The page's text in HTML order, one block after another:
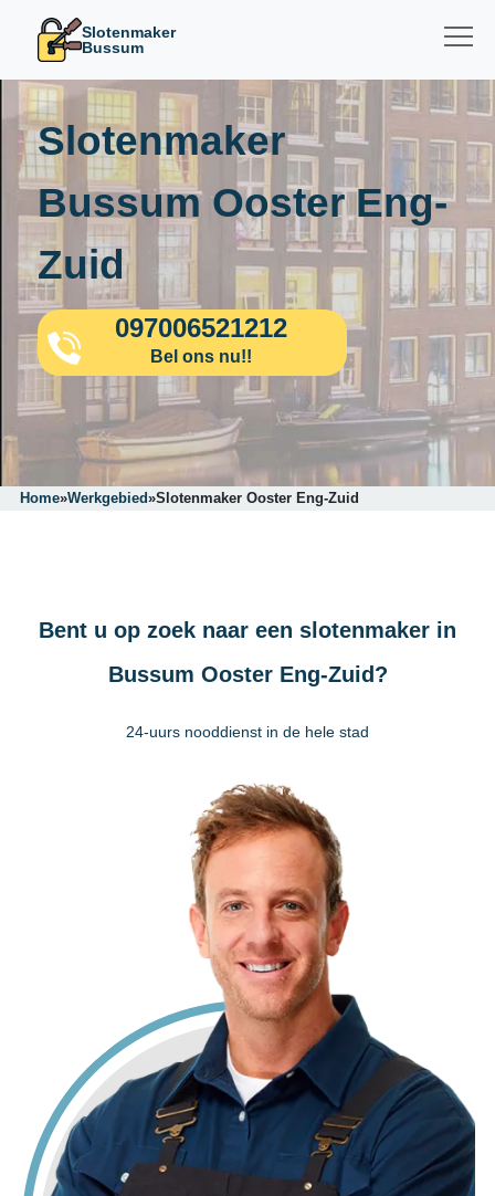
Slotenmaker
Bussum
Slotenmaker
Bussum Ooster Eng-
Zuid
097006521212
Bel ons nu!!
Home»Werkgebied»Slotenmaker Ooster Eng-Zuid
Bent u op zoek naar een slotenmaker in
Bussum Ooster Eng-Zuid?
24-uurs nooddienst in de hele stad